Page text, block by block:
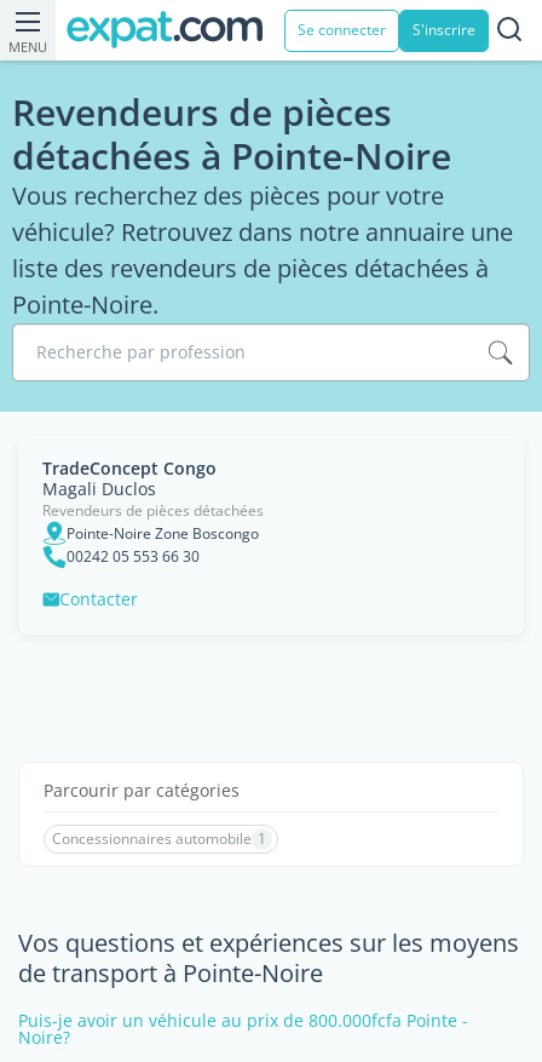
MENU
Se connecter S'inscrire
Revendeurs de pièces
détachées à Pointe-Noire
Vous recherchez des pièces pour votre
véhicule? Retrouvez dans notre annuaire une
liste des revendeurs de pièces détachées à
Pointe-Noire.
Recherche par profession
TradeConcept Congo
Magali Duclos
Revendeurs de pièces détachées
Pointe-Noire Zone Boscongo
00242 05 553 66 30
Contacter
Parcourir par catégories
Concessionnaires automobile 1
Vos questions et expériences sur les moyens
de transport à Pointe-Noire
Puis-je avoir un véhicule au prix de 800.000fcfa Pointe -
Noire?